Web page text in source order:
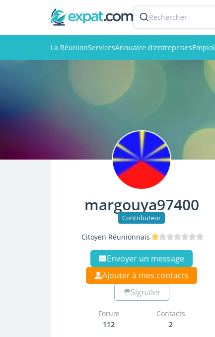
Rechercher
La RéunionServicesAnnuaire d'entreprisesEmploi
margouya97400
Contributeur
Citoyen Réunionnais
Envoyer un message
Ajouter à mes contacts
Signaler
Forum
112
Contacts
2